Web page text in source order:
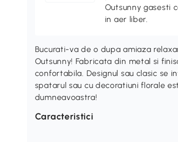
Outsunny gasesti
in aer liber.
Bucurati-va de o dupa amiaza
Outsunny! Fabricata din metal si
confortabila. Designul sau clasic se
spatarul sau cu decoratiuni florale
dumneavoastra!
Caracteristici